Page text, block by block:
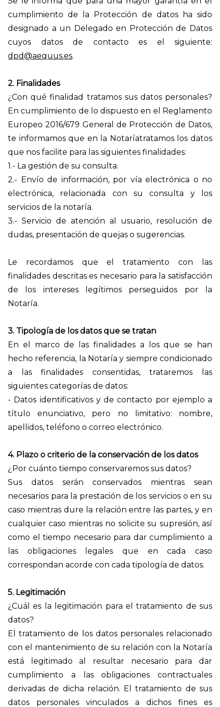
cumplimiento de la Protección de datos ha sido
designado a un Delegado en Protección de Datos
cuyos datos de contacto es el siguiente:
dpd@aequus.es.
2. Finalidades
¿Con qué finalidad tratamos sus datos personales?
En cumplimiento de lo dispuesto en el Reglamento
Europeo 2016/679 General de Protección de Datos,
te informamos que en la Notaríatratamos los datos
que nos facilite para las siguientes finalidades:
1.- La gestión de su consulta.
2.- Envío de información, por vía electrónica o no
electrónica, relacionada con su consulta y los
servicios de la notaría.
3.- Servicio de atención al usuario, resolución de
dudas, presentación de quejas o sugerencias.
Le recordamos que el tratamiento con las
finalidades descritas es necesario para la satisfacción
de los intereses legítimos perseguidos por la
Notaría.
3. Tipología de los datos que se tratan
En el marco de las finalidades a los que se han
hecho referencia, la Notaría y siempre condicionado
a las finalidades consentidas, trataremos las
siguientes categorías de datos:
- Datos identificativos y de contacto por ejemplo a
título enunciativo, pero no limitativo: nombre,
apellidos, teléfono o correo electrónico.
4. Plazo o criterio de la conservación de los datos
¿Por cuánto tiempo conservaremos sus datos?
Sus datos serán conservados mientras sean
necesarios para la prestación de los servicios o en su
caso mientras dure la relación entre las partes, y en
cualquier caso mientras no solicite su supresión, así
como el tiempo necesario para dar cumplimiento a
las obligaciones legales que en cada caso
correspondan acorde con cada tipología de datos.
5. Legitimación
¿Cuál es la legitimación para el tratamiento de sus
datos?
El tratamiento de los datos personales relacionado
con el mantenimiento de su relación con la Notaría
está legitimado al resultar necesario para dar
cumplimiento a las obligaciones contractuales
derivadas de dicha relación. El tratamiento de sus
datos personales vinculados a dichos fines es